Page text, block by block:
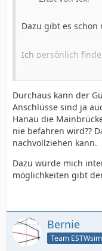
Dazu gibt es schon
Ich persönlich
Da gab es noch
und der
Heutzutage sind
stillgelegt und es
über die Gleise ...
Vom
Aber wie so oft ist
des einzelnen
Durchaus kann der
Anschlüsse sind ja
Hanau die
nie befahren wird??
nachvollziehen kann.
Dazu würde mich
möglichkeiten gibt
Bernie
Team ESTWsim